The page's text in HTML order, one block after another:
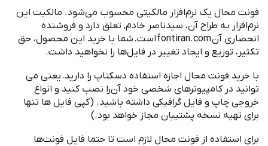
‌فونت محال یک نرمافزار مالکیتی محسوب میشود. مالکیت این
نرمافزار به طراح آن، سیدناصر خادم, تعلق دارد و فروشنده
انحصاری آنfontiran.comاست.شما با خرید این محصول، حق
تکثیر، توزیع و ایجاد تغییر در فایلها را نخواهید داشت.
با خرید ‌فونت محال اجازه استفاده دسکتاپ را دارید.یعنی می
توانید در کامپیوترهای شخصی خود آنرا نصب کنید و انواع
خروجی چاپ و فایل گرافیکی داشته باشید. (کپی فایل ها تنها
برای تهیه نسخه پشتیبان مجاز خواهد بود.)
برای استفاده از ‌فونت محال لازم است تا حتما فایل فونتها